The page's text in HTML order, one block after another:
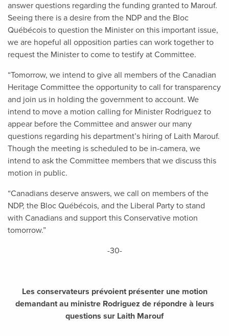
answer questions regarding the funding granted to Marouf.
Seeing there is a desire from the NDP and the Bloc
Québécois to question the Minister on this important issue,
we are hopeful all opposition parties can work together to
request the Minister to come to testify at Committee.
“Tomorrow, we intend to give all members of the Canadian
Heritage Committee the opportunity to call for transparency
and join us in holding the government to account. We
intend to move a motion calling for Minister Rodriguez to
appear before the Committee and answer our many
questions regarding his department’s hiring of Laith Marouf.
Though the meeting is scheduled to be in-camera, we
intend to ask the Committee members that we discuss this
motion in public.
“Canadians deserve answers, we call on members of the
NDP, the Bloc Québécois, and the Liberal Party to stand
with Canadians and support this Conservative motion
tomorrow.”
-30-
Les conservateurs prévoient présenter une motion
demandant au ministre Rodriguez de répondre à leurs
questions sur Laith Marouf